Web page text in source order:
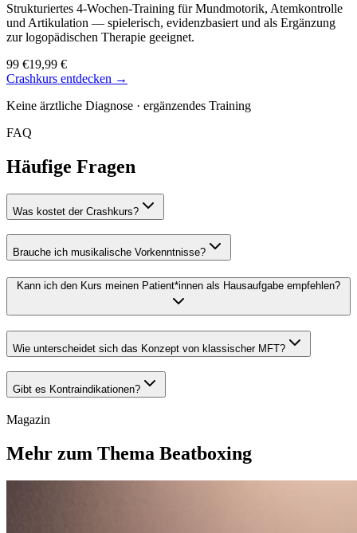
Strukturiertes 4-Wochen-Training für Mundmotorik, Atemkontrolle
und Artikulation — spielerisch, evidenzbasiert und als Ergänzung
zur logopädischen Therapie geeignet.
99 €19,99 €
Crashkurs entdecken →
Keine ärztliche Diagnose · ergänzendes Training
FAQ
Häufige Fragen
Was kostet der Crashkurs?
Brauche ich musikalische Vorkenntnisse?
Kann ich den Kurs meinen Patient*innen als Hausaufgabe empfehlen?
Wie unterscheidet sich das Konzept von klassischer MFT?
Gibt es Kontraindikationen?
Magazin
Mehr zum Thema Beatboxing